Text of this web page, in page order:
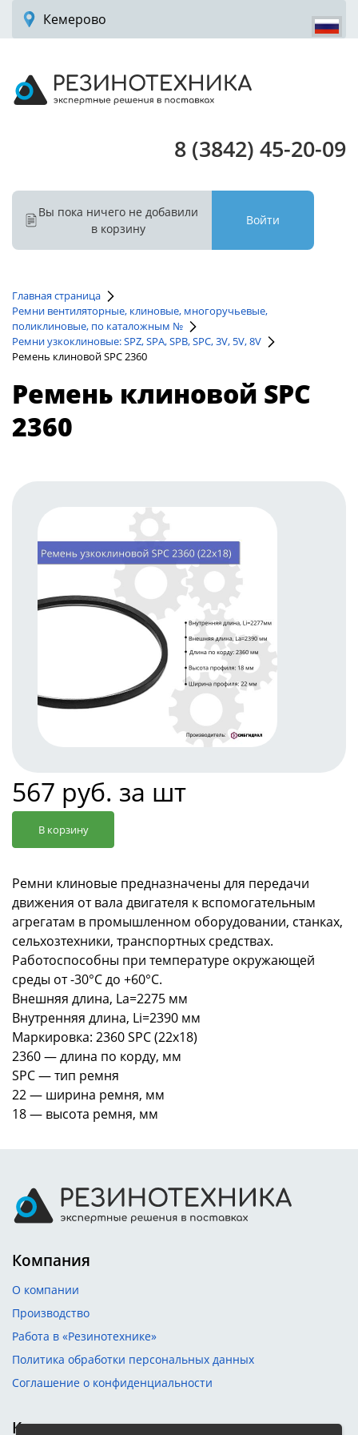
Кемерово
8 (3842) 45-20-09
Вы пока ничего не добавили
в корзину
Войти
Главная страница
Ремни вентиляторные, клиновые, многоручьевые,
поликлиновые, по каталожным №
Ремни узкоклиновые: SPZ, SPA, SPB, SPC, 3V, 5V, 8V
Ремень клиновой SPC 2360
Ремень клиновой SPC
2360
567 руб. за шт
В корзину
Ремни клиновые предназначены для передачи
движения от вала двигателя к вспомогательным
агрегатам в промышленном оборудовании, станках,
сельхозтехники, транспортных средствах.
Работоспособны при температуре окружающей
среды от -30°С до +60°С.
Внешняя длина, La=2275 мм
Внутренняя длина, Li=2390 мм
Маркировка: 2360 SPC (22х18)
2360 — длина по корду, мм
SPC — тип ремня
22 — ширина ремня, мм
18 — высота ремня, мм
Компания
О компании
Производство
Работа в «Резинотехнике»
Политика обработки персональных данных
Соглашение о конфиденциальности
Контакты